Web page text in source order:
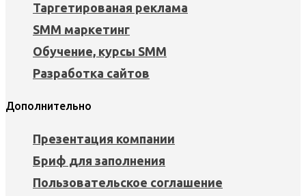
Таргетированая реклама
SMM маркетинг
Обучение, курсы SMM
Разработка сайтов
Дополнительно
Презентация компании
Бриф для заполнения
Пользовательское соглашение